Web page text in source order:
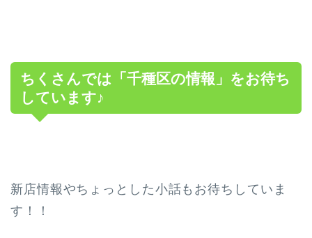
ちくさんでは「千種区の情報」をお待ち
しています♪
新店情報やちょっとした小話もお待ちしていま
す！！